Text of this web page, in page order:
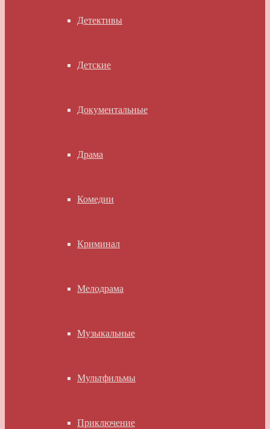
Детективы
Детские
Документальные
Драма
Комедии
Криминал
Мелодрама
Музыкальные
Мультфильмы
Приключение